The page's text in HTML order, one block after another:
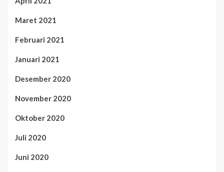
Maret 2021
Februari 2021
Januari 2021
Desember 2020
November 2020
Oktober 2020
Juli 2020
Juni 2020